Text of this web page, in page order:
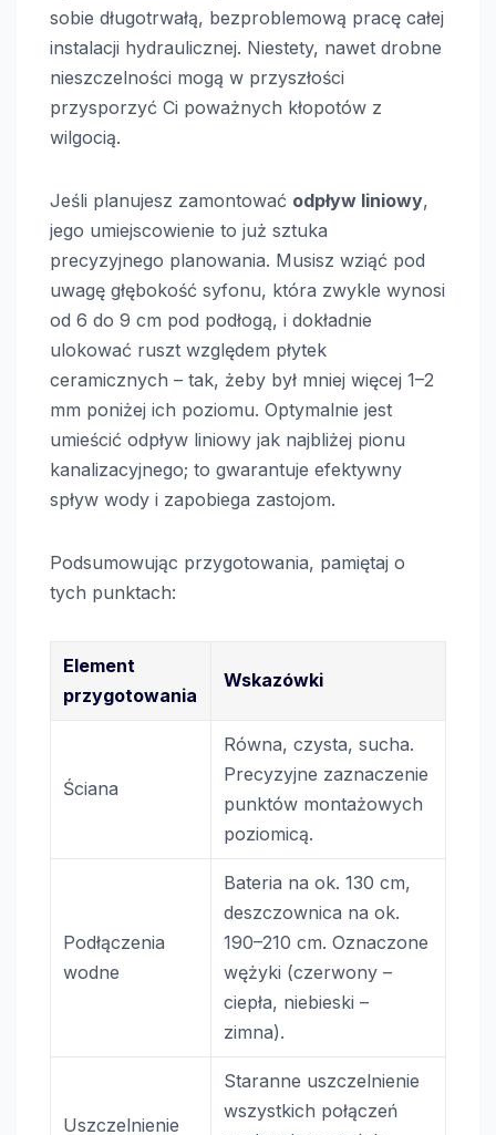
sobie długotrwałą, bezproblemową pracę całej
instalacji hydraulicznej. Niestety, nawet drobne
nieszczelności mogą w przyszłości
przysporzyć Ci poważnych kłopotów z
wilgocią.
Jeśli planujesz zamontować odpływ liniowy,
jego umiejscowienie to już sztuka
precyzyjnego planowania. Musisz wziąć pod
uwagę głębokość syfonu, która zwykle wynosi
od 6 do 9 cm pod podłogą, i dokładnie
ulokować ruszt względem płytek
ceramicznych – tak, żeby był mniej więcej 1–2
mm poniżej ich poziomu. Optymalnie jest
umieścić odpływ liniowy jak najbliżej pionu
kanalizacyjnego; to gwarantuje efektywny
spływ wody i zapobiega zastojom.
Podsumowując przygotowania, pamiętaj o
tych punktach:
Element
przygotowania
Wskazówki
Ściana
Równa, czysta, sucha.
Precyzyjne zaznaczenie
punktów montażowych
poziomicą.
Podłączenia
wodne
Bateria na ok. 130 cm,
deszczownica na ok.
190–210 cm. Oznaczone
wężyki (czerwony –
ciepła, niebieski –
zimna).
Uszczelnienie
Staranne uszczelnienie
wszystkich połączeń